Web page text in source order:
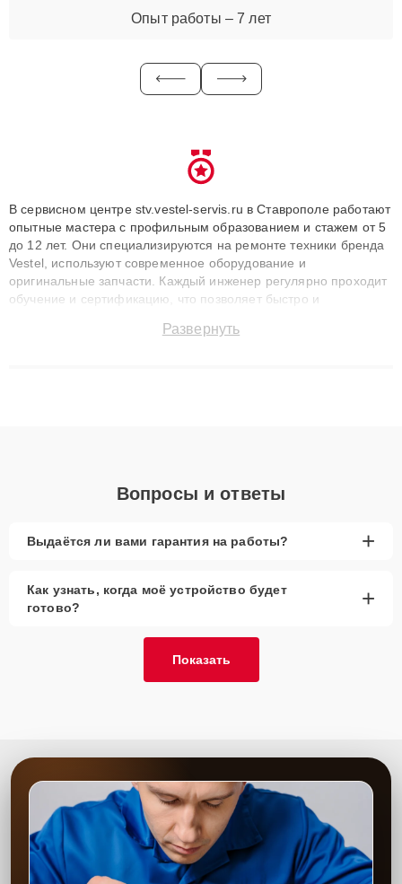
Опыт работы – 7 лет
В сервисном центре stv.vestel-servis.ru в Ставрополе работают
опытные мастера с профильным образованием и стажем от 5
до 12 лет. Они специализируются на ремонте техники бренда
Vestel, используют современное оборудование и
оригинальные запчасти. Каждый инженер регулярно проходит
обучение и сертификацию, что позволяет быстро и
сохранением гарантии до 3 лет. Наши мастера решают
Развернуть
Вопросы и ответы
Выдаётся ли вами гарантия на работы? +
Как узнать, когда моё устройство будет
готово?
+
Показать